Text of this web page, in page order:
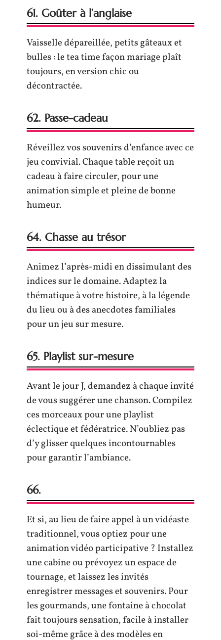
61. Goûter à l’anglaise
Vaisselle dépareillée, petits gâteaux et
bulles : le tea time façon mariage plaît
toujours, en version chic ou
décontractée.
62. Passe-cadeau
Réveillez vos souvenirs d’enfance avec ce
jeu convivial. Chaque table reçoit un
cadeau à faire circuler, pour une
animation simple et pleine de bonne
humeur.
64. Chasse au trésor
Animez l’après-midi en dissimulant des
indices sur le domaine. Adaptez la
thématique à votre histoire, à la légende
du lieu ou à des anecdotes familiales
pour un jeu sur mesure.
65. Playlist sur-mesure
Avant le jour J, demandez à chaque invité
de vous suggérer une chanson. Compilez
ces morceaux pour une playlist
éclectique et fédératrice. N’oubliez pas
d’y glisser quelques incontournables
pour garantir l’ambiance.
66.
Et si, au lieu de faire appel à un vidéaste
traditionnel, vous optiez pour une
animation vidéo participative ? Installez
une cabine ou prévoyez un espace de
tournage, et laissez les invités
enregistrer messages et souvenirs. Pour
les gourmands, une fontaine à chocolat
fait toujours sensation, facile à installer
soi-même grâce à des modèles en